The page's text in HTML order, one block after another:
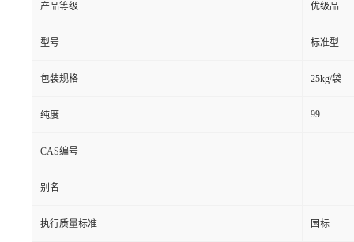
产品等级 优级品
型号 标准型
包装规格 25kg/袋
纯度 99
CAS编号
别名
执行质量标准 国标